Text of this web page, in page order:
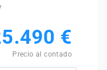
€
Precio al contado